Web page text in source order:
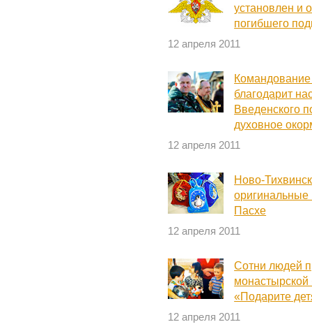
установлен и
погибшего
12 апреля 2011
Командование
благодарит
Введенского
духовное
12 апреля 2011
Ново-
оригинальные
Пасхе
12 апреля 2011
Сотни людей
монастырской
«Подарите
12 апреля 2011